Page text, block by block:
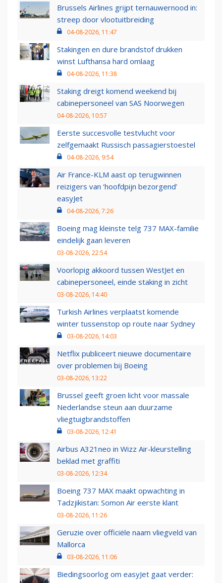
Brussels Airlines grijpt ternauwernood in:
streep door vlootuitbreiding
04-08-2026, 11:47
Stakingen en dure brandstof drukken
winst Lufthansa hard omlaag
04-08-2026, 11:38
Staking dreigt komend weekend bij
cabinepersoneel van SAS Noorwegen
04-08-2026, 10:57
Eerste succesvolle testvlucht voor
zelfgemaakt Russisch passagierstoestel
04-08-2026, 9:54
Air France-KLM aast op terugwinnen
reizigers van ‘hoofdpijn bezorgend’
easyJet
04-08-2026, 7:26
Boeing mag kleinste telg 737 MAX-familie
eindelijk gaan leveren
03-08-2026, 22:54
Voorlopig akkoord tussen WestJet en
cabinepersoneel, einde staking in zicht
03-08-2026, 14:40
Turkish Airlines verplaatst komende
winter tussenstop op route naar Sydney
03-08-2026, 14:03
Netflix publiceert nieuwe documentaire
over problemen bij Boeing
03-08-2026, 13:22
Brussel geeft groen licht voor massale
Nederlandse steun aan duurzame
vliegtuigbrandstoffen
03-08-2026, 12:41
Airbus A321neo in Wizz Air-kleurstelling
beklad met graffiti
03-08-2026, 12:34
Boeing 737 MAX maakt opwachting in
Tadzjikistan: Somon Air eerste klant
03-08-2026, 11:26
Geruzie over officiële naam vliegveld van
Mallorca
03-08-2026, 11:06
Biedingsoorlog om easyJet gaat verder: